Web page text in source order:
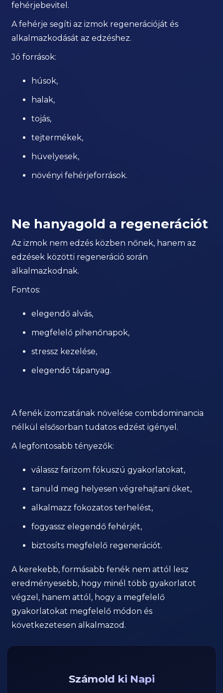
fehérjebevitel.
A fehérje segíti az izmok regenerációját és
alkalmazkodását az edzéshez.
Jó források:
húsok,
halak,
tojás,
tejtermékek,
hüvelyesek,
növényi fehérjeforrások.
Ne hanyagold a regenerációt
Az izmok nem edzés közben nőnek, hanem az
edzések közötti regeneráció során
alkalmazkodnak.
Fontos:
elegendő alvás,
megfelelő pihenőnapok,
stressz kezelése,
elegendő tápanyag.
A fenék izomzatának növelése combdominancia
nélkül elsősorban tudatos edzést igényel.
A legfontosabb tényezők:
válassz farizom fókuszú gyakorlatokat,
tanuld meg helyesen végrehajtani őket,
alkalmazz fokozatos terhelést,
fogyassz elegendő fehérjét,
biztosíts megfelelő regenerációt.
A kerekebb, formásabb fenék nem attól lesz
eredményesebb, hogy minél több gyakorlatot
végzel, hanem attól, hogy a megfelelő
gyakorlatokat megfelelő módon és
következetesen alkalmazod.
Számold ki Napi